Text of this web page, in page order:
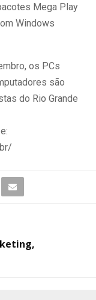
Mega Play
Windows
os PCs
são
do Rio Grande